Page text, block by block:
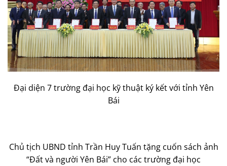
Đại diện 7 trường đại học kỹ thuật ký kết với tỉnh Yên
Bái
Chủ tịch UBND tỉnh Trần Huy Tuấn tặng cuốn sách ảnh
“Đất và người Yên Bái” cho các trường đại học